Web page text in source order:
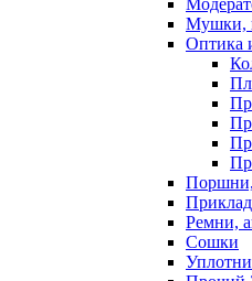
Мушки,
Оптика
Ремни,
Сошки